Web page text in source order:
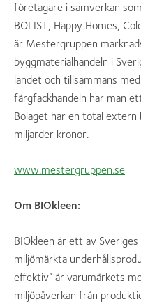
företagare i samverkan
BOLIST, Happy Homes,
är Mestergruppen
byggmaterialhandeln i
landet och tillsammans
färgfackhandeln har man
Bolaget har en total
miljarder kronor.
www.mestergruppen.se
Om BIOkleen:
BIOkleen är ett av
miljömärkta
effektiv” är varumärkets
miljöpåverkan från